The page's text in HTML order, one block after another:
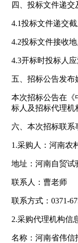
四、投标文件递交
4.1投标文件递交
4.2投标文件接收
4.3开标时投标人
五、招标公告发布
本次招标公告在《
标人及招标代理机
六、本次招标联系
1.采购人：河南农
地址：河南自贸试
联系人：曹老师
联系方式：0371-
2.采购代理机构信
名称：河南省伟信